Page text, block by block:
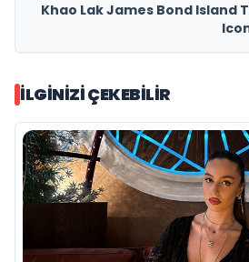
Khao Lak James Bond Island
İLGINIZI ÇEKEBILIR